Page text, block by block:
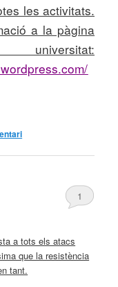
les activitats.
a la pàgina
1
a tots els atacs
que la resistència
tant.